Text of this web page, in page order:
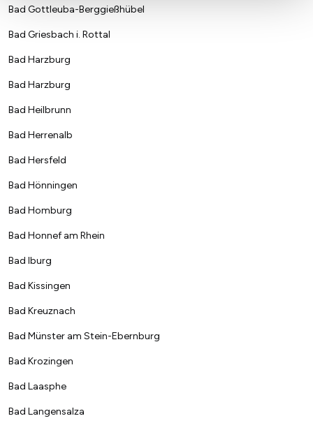
Bad Gottleuba-Berggießhübel
Bad Griesbach i. Rottal
Bad Harzburg
Bad Harzburg
Bad Heilbrunn
Bad Herrenalb
Bad Hersfeld
Bad Hönningen
Bad Homburg
Bad Honnef am Rhein
Bad Iburg
Bad Kissingen
Bad Kreuznach
Bad Münster am Stein-Ebernburg
Bad Krozingen
Bad Laasphe
Bad Langensalza